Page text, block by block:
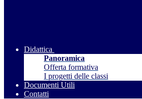
Didattica
Panoramica
Offerta formativa
I progetti delle classi
Documenti Utili
Contatti